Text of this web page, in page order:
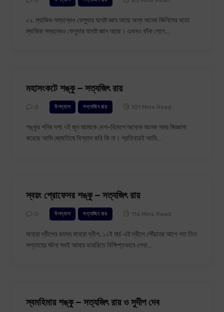
০১. ম্যাজিক সম্বন্ধেও ফেলুদার যথেষ্ট জ্ঞান আছে অন্য অনেক জিনিসের মতো
ম্যাজিক সম্বন্ধেও ফেলুদার যথেষ্ট জ্ঞান আছে। এখনও ফাঁক পেলে…
মহাসংকটে শঙ্কু – সত্যজিৎ রায়
0 উপন্যাস সত্যজিৎ রায় 101 Mins Read
শঙ্কুর শনির দশা ৭ই জুন আমাকে দেশ-বিদেশে অনেকে অনেক সময় জিজ্ঞাসা
করেছে আমি জ্যোতিষে বিশ্বাস করি কি না। প্রতিবারই আমি…
স্বয়ং প্রোফেসর শঙ্কু – সত্যজিৎ রায়
0 উপন্যাস সত্যজিৎ রায় 116 Mins Read
মানরো দ্বীপের রহস্য মানরো দ্বীপ, ১২ই মার্চ এই দ্বীপে পৌঁছানর আগে গত তিন
সপ্তাহের ঘটনা সবই আমার ডায়রিতে বিক্ষিপ্তভাবে লেখা…
স্বমহিমায় শঙ্কু – সত্যজিৎ রায় ও সুদীপ দেব